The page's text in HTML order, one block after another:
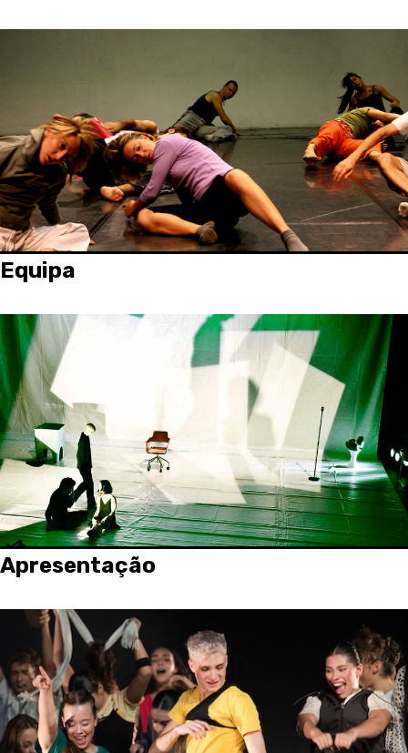
Equipa
Apresentação